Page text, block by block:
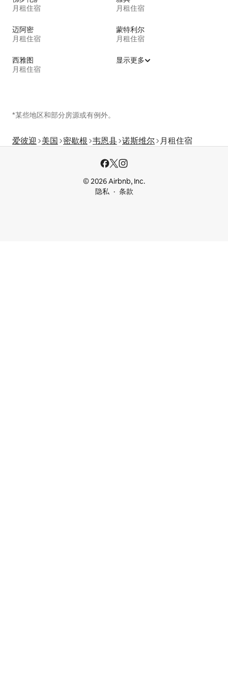
月租住宿
月租住宿
迈阿密
月租住宿
蒙特利尔
月租住宿
西雅图
月租住宿
显示更多
*某些地区和部分房源或有例外。
爱彼迎 美国 密歇根 韦恩县 诺斯维尔 月租住宿
© 2026 Airbnb, Inc.
隐私
条款